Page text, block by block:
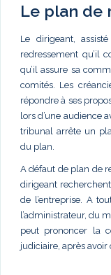
Le plan de
Le dirigeant,
redressement qu’il
qu’il assure sa
comités. Les
répondre à ses
lors d’une audience
tribunal arrête un
du plan.
A défaut de plan de
dirigeant
de l’entreprise. A
l’administrateur, du
peut prononcer la
judiciaire, après